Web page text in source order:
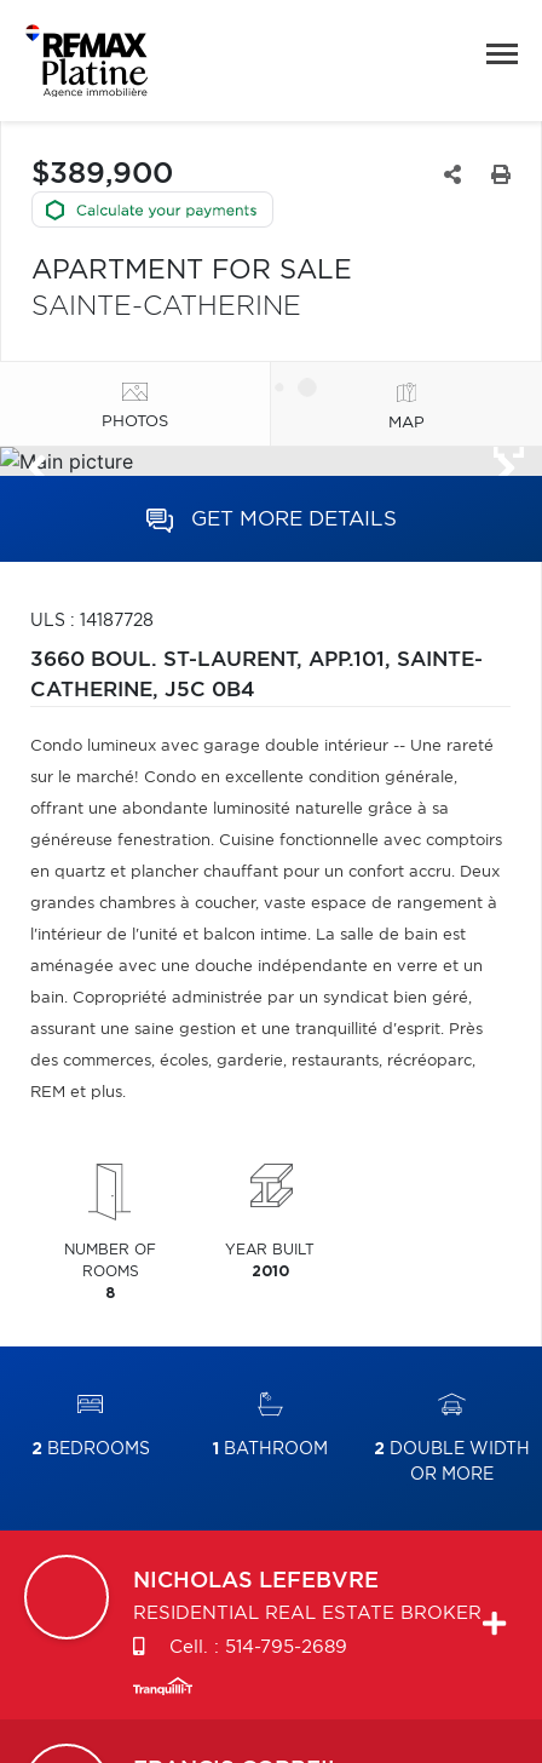
$389,900
APARTMENT FOR SALE
SAINTE-CATHERINE
PHOTOS MAP
GET MORE DETAILS
ULS : 14187728
3660 BOUL. ST-LAURENT, APP.101, SAINTE-
CATHERINE, J5C 0B4
Condo lumineux avec garage double intérieur -- Une rareté
sur le marché! Condo en excellente condition générale,
offrant une abondante luminosité naturelle grâce à sa
généreuse fenestration. Cuisine fonctionnelle avec comptoirs
en quartz et plancher chauffant pour un confort accru. Deux
grandes chambres à coucher, vaste espace de rangement à
l'intérieur de l'unité et balcon intime. La salle de bain est
aménagée avec une douche indépendante en verre et un
bain. Copropriété administrée par un syndicat bien géré,
assurant une saine gestion et une tranquillité d'esprit. Près
des commerces, écoles, garderie, restaurants, récréoparc,
REM et plus.
NUMBER OF
ROOMS
8
YEAR BUILT
2010
2BEDROOMS 1 BATHROOM 2DOUBLE WIDTH
OR MORE
NICHOLAS LEFEBVRE
RESIDENTIAL REAL ESTATE BROKER
Cell. : 514-795-2689